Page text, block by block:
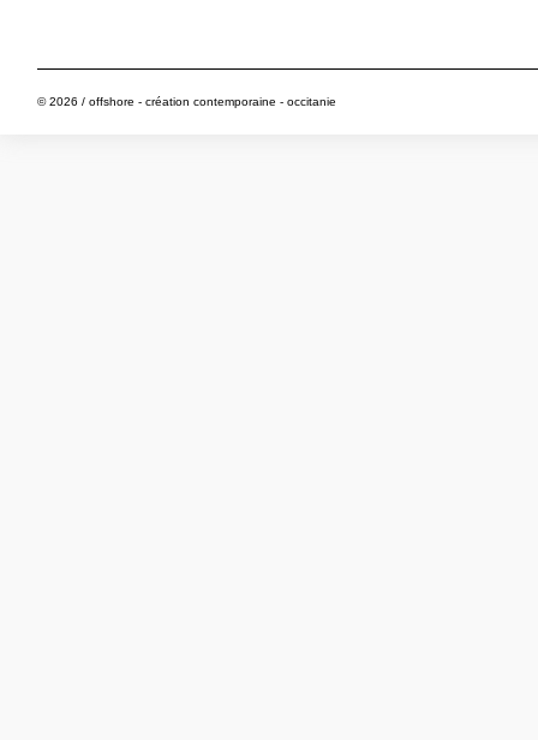
© 2026 / offshore - création contemporaine - occitanie